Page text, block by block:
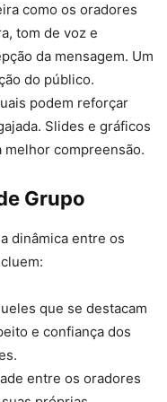
como os oradores
tom de voz e
da mensagem. Um
do público.
podem reforçar
Slides e gráficos
melhor compreensão.
Grupo
dinâmica entre os
que se destacam
e confiança dos
entre os oradores